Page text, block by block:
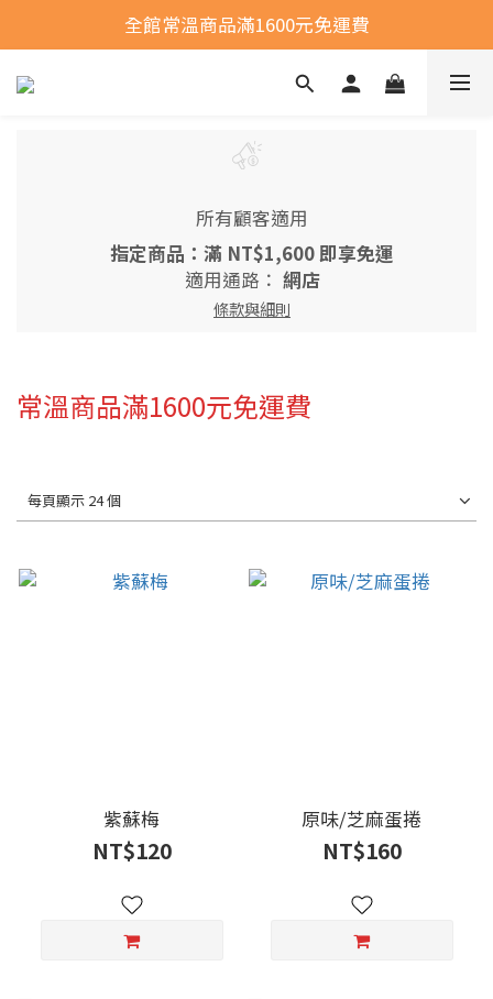
全館常溫商品滿1600元免運費
全館常溫商品滿1600元免運費
選購商品運費問題
所有顧客適用
指定商品：滿 NT$1,600 即享免運
適用通路： 網店
條款與細則
常溫商品滿1600元免運費
每頁顯示 24 個
紫蘇梅
NT$120
原味/芝麻蛋捲
NT$160